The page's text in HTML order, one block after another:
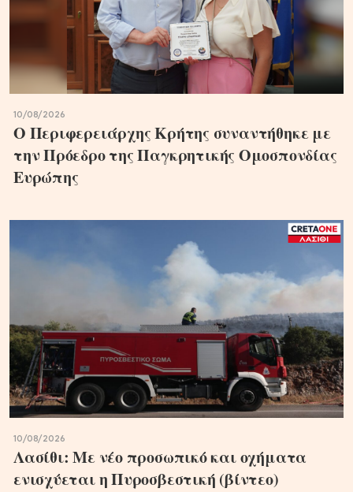
10/08/2026
Ο Περιφερειάρχης Κρήτης συναντήθηκε με
την Πρόεδρο της Παγκρητικής Ομοσπονδίας
Ευρώπης
10/08/2026
Λασίθι: Με νέο προσωπικό και οχήματα
ενισχύεται η Πυροσβεστική (βίντεο)